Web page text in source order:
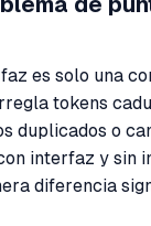
es solo una
tokens
duplicados o
interfaz y sin
diferencia